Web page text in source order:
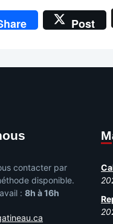
Post
contacter par
disponible.
: 8h à 16h